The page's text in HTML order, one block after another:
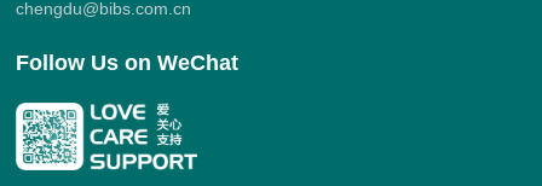
chengdu@bibs.com.cn
Follow Us on WeChat